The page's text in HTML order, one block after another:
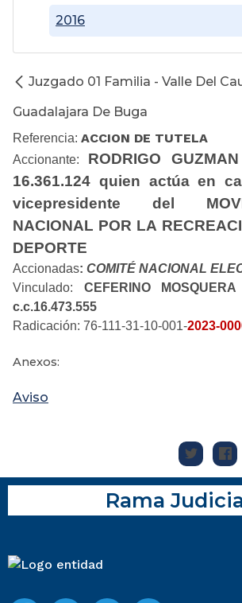
2016
Juzgado 01 Familia - Valle Del
Guadalajara De Buga
Referencia: ACCION DE TUTELA
Accionante: RODRIGO
16.361.124 quien actúa en
vicepresidente del
NACIONAL POR LA
DEPORTE
Accionadas: COMITÉ NACIONAL
Vinculado: CEFERINO MOSQUERA
c.c.16.473.555
Radicación: 76-111-31-10-001-2023-
Anexos:
Aviso
Rama